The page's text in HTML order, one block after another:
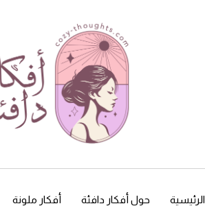
الرئيسية حول أفكار دافئة أفكار ملونة